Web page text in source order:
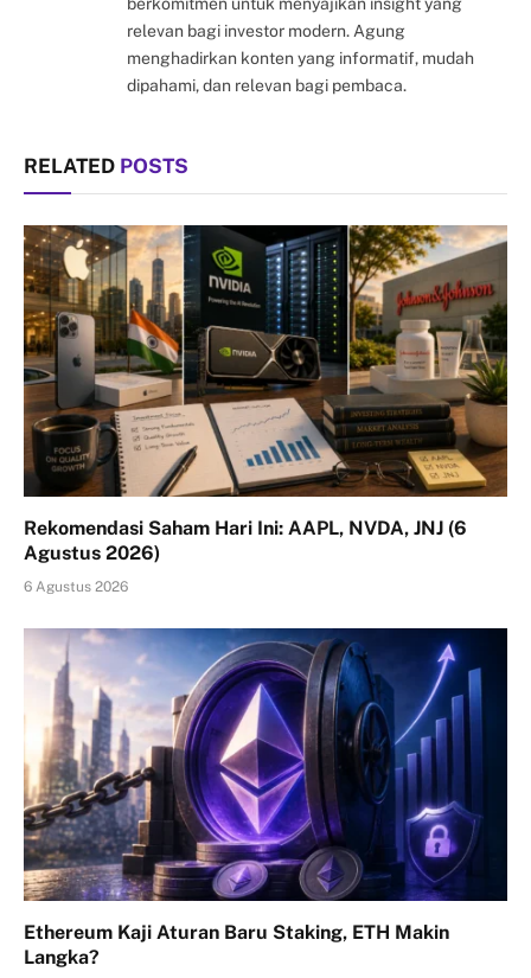
relevan bagi investor modern. Agung
menghadirkan konten yang informatif, mudah
dipahami, dan relevan bagi pembaca.
RELATED POSTS
Rekomendasi Saham Hari Ini: AAPL, NVDA, JNJ (6
Agustus 2026)
6 Agustus 2026
Ethereum Kaji Aturan Baru Staking, ETH Makin
Langka?